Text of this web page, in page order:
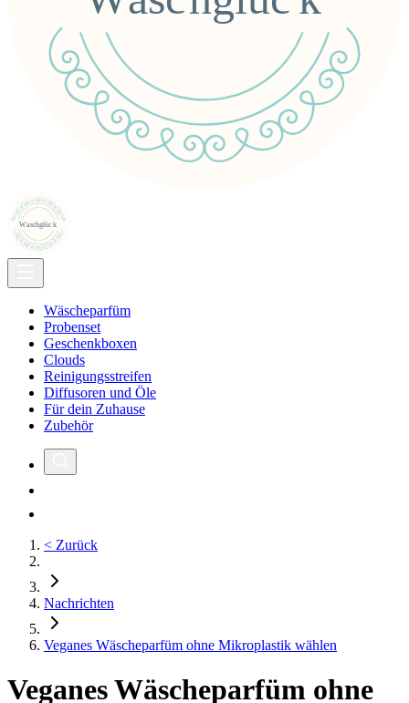
Wäscheparfüm
Probenset
Geschenkboxen
Clouds
Reinigungsstreifen
Diffusoren und Öle
Für dein Zuhause
Zubehör
< Zurück
Nachrichten
Veganes Wäscheparfüm ohne Mikroplastik wählen
Veganes Wäscheparfüm ohne